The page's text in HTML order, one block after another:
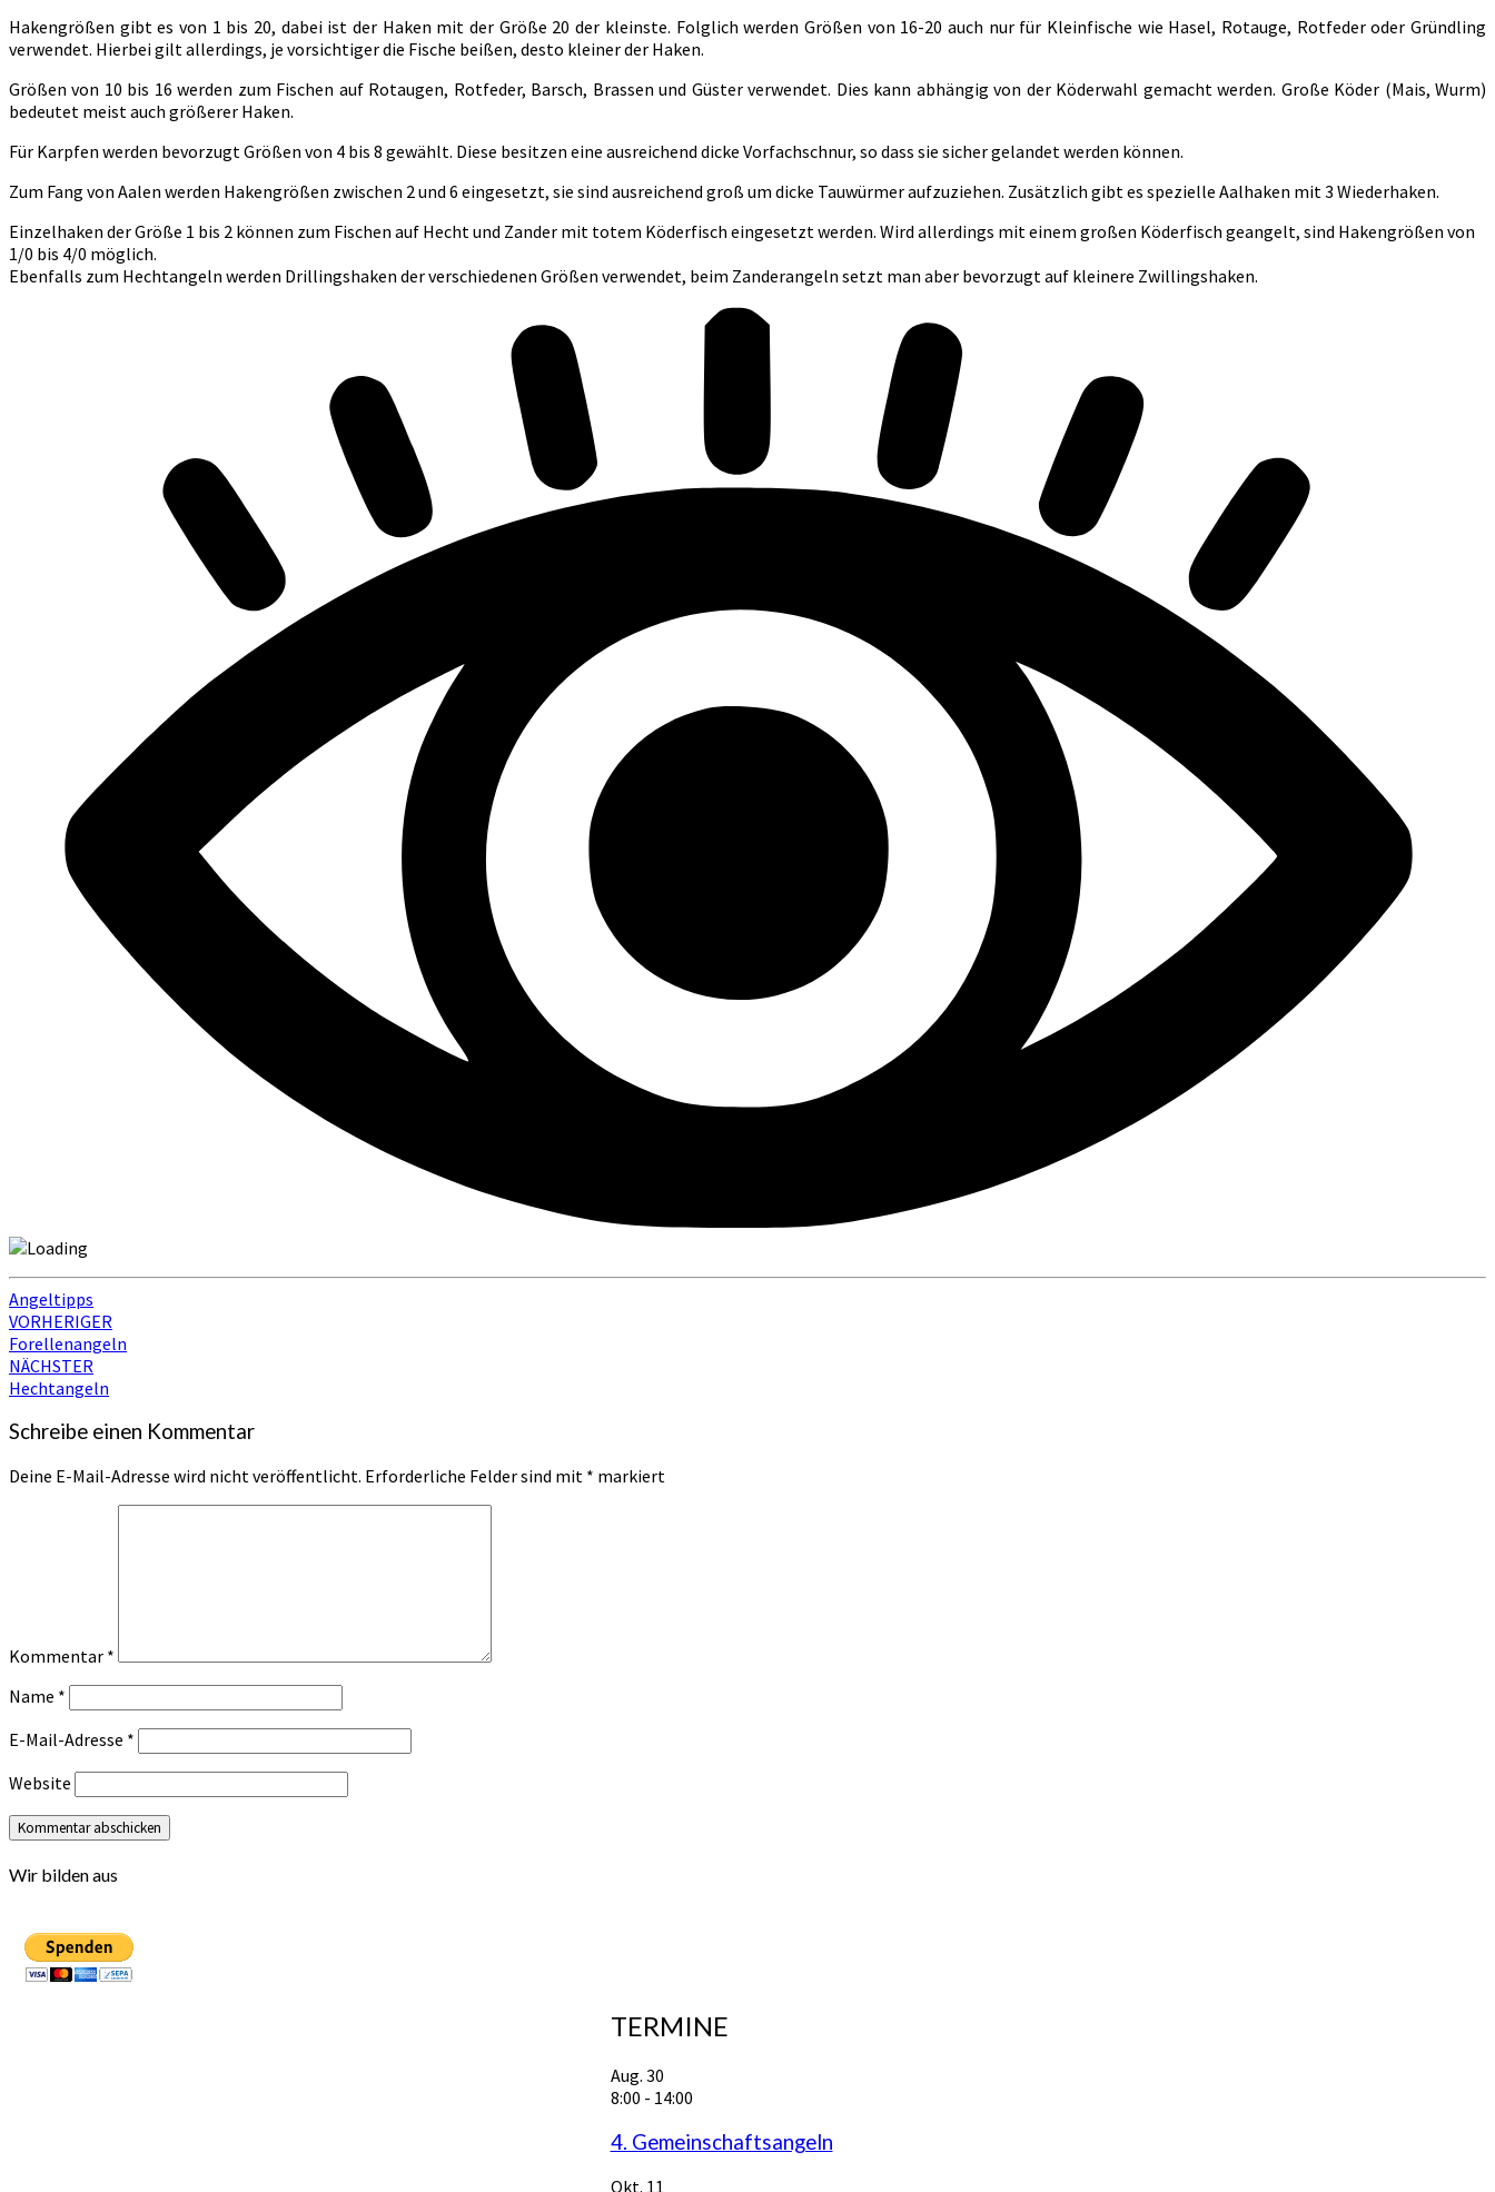
Hakengrößen gibt es von 1 bis 20, dabei ist der Haken mit der Größe 20 der kleinste. Folglich werden Größen von 16-20 auch nur für Kleinfische wie Hasel, Rotauge, Rotfeder oder Gründling
verwendet. Hierbei gilt allerdings, je vorsichtiger die Fische beißen, desto kleiner der Haken.
Größen von 10 bis 16 werden zum Fischen auf Rotaugen, Rotfeder, Barsch, Brassen und Güster verwendet. Dies kann abhängig von der Köderwahl gemacht werden. Große Köder (Mais, Wurm)
bedeutet meist auch größerer Haken.
Für Karpfen werden bevorzugt Größen von 4 bis 8 gewählt. Diese besitzen eine ausreichend dicke Vorfachschnur, so dass sie sicher gelandet werden können.
Zum Fang von Aalen werden Hakengrößen zwischen 2 und 6 eingesetzt, sie sind ausreichend groß um dicke Tauwürmer aufzuziehen. Zusätzlich gibt es spezielle Aalhaken mit 3 Wiederhaken.
Einzelhaken der Größe 1 bis 2 können zum Fischen auf Hecht und Zander mit totem Köderfisch eingesetzt werden. Wird allerdings mit einem großen Köderfisch geangelt, sind Hakengrößen von
1/0 bis 4/0 möglich.
Ebenfalls zum Hechtangeln werden Drillingshaken der verschiedenen Größen verwendet, beim Zanderangeln setzt man aber bevorzugt auf kleinere Zwillingshaken.
Angeltipps
Beitragsnavigation
VORHERIGER
Forellenangeln
NÄCHSTER
Hechtangeln
Schreibe einen Kommentar
Deine E-Mail-Adresse wird nicht veröffentlicht. Erforderliche Felder sind mit * markiert
Kommentar *
Name *
E-Mail-Adresse *
Website
Wir bilden aus
TERMINE
Aug. 30
8:00 - 14:00
4. Gemeinschaftsangeln
Okt. 11